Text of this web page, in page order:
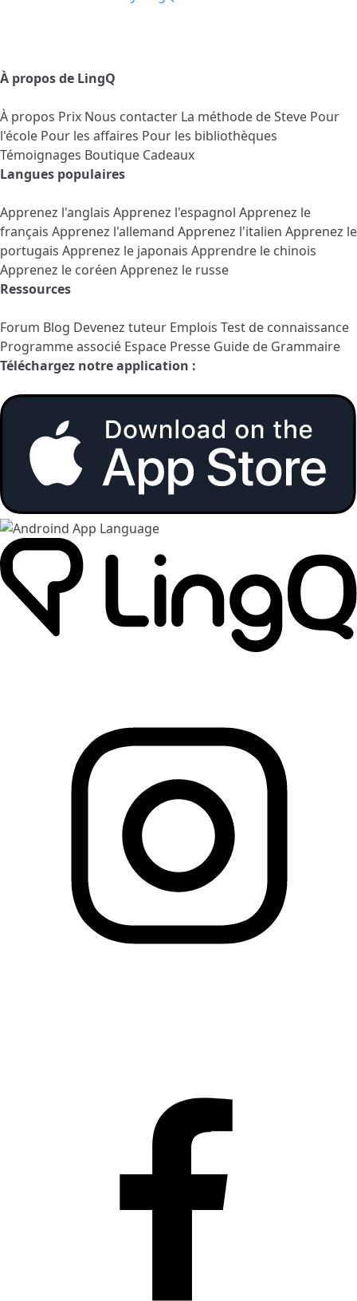
À propos de LingQ
À propos Prix Nous contacter La méthode de Steve Pour
l'école Pour les affaires Pour les bibliothèques
Témoignages Boutique Cadeaux
Langues populaires
Apprenez l'anglais Apprenez l'espagnol Apprenez le
français Apprenez l'allemand Apprenez l'italien Apprenez le
portugais Apprenez le japonais Apprendre le chinois
Apprenez le coréen Apprenez le russe
Ressources
Forum Blog Devenez tuteur Emplois Test de connaissance
Programme associé Espace Presse Guide de Grammaire
Téléchargez notre application :